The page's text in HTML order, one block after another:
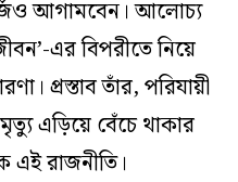
আগামবেন। আলোচ্য
এর বিপরীতে নিয়ে
প্রস্তাব তাঁর, পরিযায়ী
এড়িয়ে বেঁচে থাকার
এই রাজনীতি।